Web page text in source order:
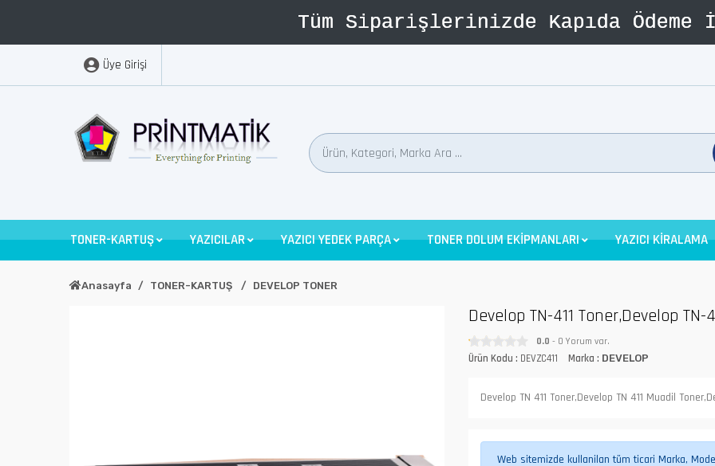
Üye Girişi
TONER-KARTUŞ YAZICILAR YAZICI YEDEK PARÇA TONER DOLUM EKİPMANLARI YAZICI KİRALAMA
Anasayfa TONER-KARTUŞ DEVELOP TONER
Develop TN-411 Toner,Develop
0.0 - 0 Yorum var.
Ürün Kodu : DEVZC411 Marka : DEVELOP
Develop TN 411 Toner,Develop TN 411 Muadil
Web sitemizde kullanilan tüm ticari Marka,